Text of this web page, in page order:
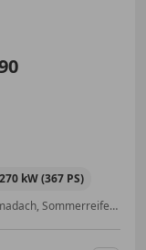
270 kW (367 PS)
Scheckheftgepflegt, Sprachsteuerung, Panoramadach, Sommerreifen, Massagesitze, Head-up display, LED-Tagfahrlicht, Tempomat